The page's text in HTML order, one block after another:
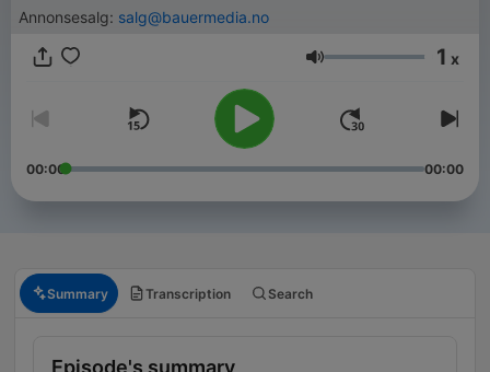
Annonsesalg: salg@bauermedia.no
Volume 1 x
00:00 00:00
Summary Transcription Search
Episode's summary